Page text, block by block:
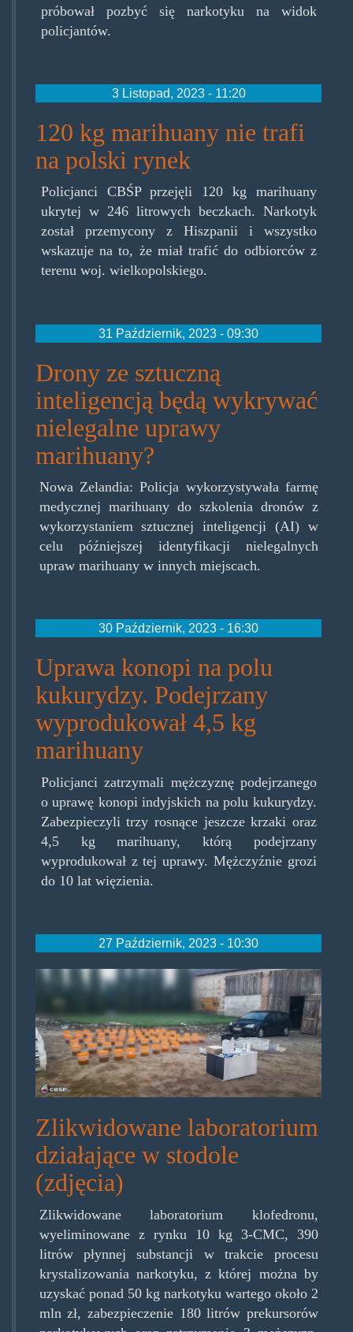
próbował pozbyć się narkotyku na widok
policjantów.
3 Listopad, 2023 - 11:20
120 kg marihuany nie trafi
na polski rynek
Policjanci CBŚP przejęli 120 kg marihuany
ukrytej w 246 litrowych beczkach. Narkotyk
został przemycony z Hiszpanii i wszystko
wskazuje na to, że miał trafić do odbiorców z
terenu woj. wielkopolskiego.
31 Październik, 2023 - 09:30
Drony ze sztuczną
inteligencją będą wykrywać
nielegalne uprawy
marihuany?
Nowa Zelandia: Policja wykorzystywała farmę
medycznej marihuany do szkolenia dronów z
wykorzystaniem sztucznej inteligencji (AI) w
celu późniejszej identyfikacji nielegalnych
upraw marihuany w innych miejscach.
30 Październik, 2023 - 16:30
Uprawa konopi na polu
kukurydzy. Podejrzany
wyprodukował 4,5 kg
marihuany
Policjanci zatrzymali mężczyznę podejrzanego
o uprawę konopi indyjskich na polu kukurydzy.
Zabezpieczyli trzy rosnące jeszcze krzaki oraz
4,5 kg marihuany, którą podejrzany
wyprodukował z tej uprawy. Mężczyźnie grozi
do 10 lat więzienia.
27 Październik, 2023 - 10:30
labwstodole_3.jpg
Zlikwidowane laboratorium
działające w stodole
(zdjęcia)
Zlikwidowane laboratorium klofedronu,
wyeliminowane z rynku 10 kg 3-CMC, 390
litrów płynnej substancji w trakcie procesu
krystalizowania narkotyku, z której można by
uzyskać ponad 50 kg narkotyku wartego około 2
mln zł, zabezpieczenie 180 litrów prekursorów